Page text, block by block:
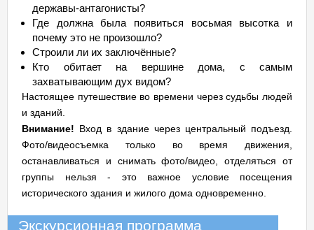
державы-антагонисты?
Где должна была появиться восьмая высотка и
почему это не произошло?
Строили ли их заключённые?
Кто обитает на вершине дома, с самым
захватывающим дух видом?
Настоящее путешествие во времени через судьбы людей
и зданий.
Внимание! Вход в здание через центральный подъезд.
Фото/видеосъемка только во время движения,
останавливаться и снимать фото/видео, отделяться от
группы нельзя - это важное условие посещения
исторического здания и жилого дома одновременно.
Экскурсионная программа